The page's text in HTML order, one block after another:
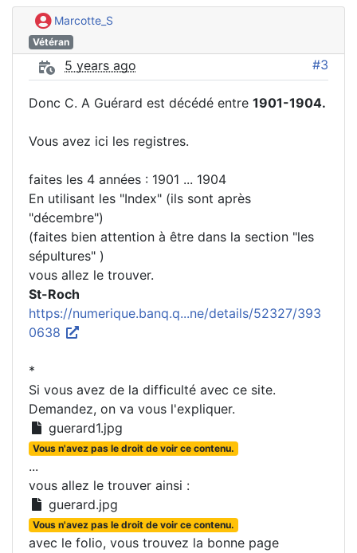
Marcotte_S
Vétéran
5 years ago #3
Donc C. A Guérard est décédé entre 1901-1904.
Vous avez ici les registres.
faites les 4 années : 1901 ... 1904
En utilisant les "Index" (ils sont après
"décembre")
(faites bien attention à être dans la section "les
sépultures" )
vous allez le trouver.
St-Roch
https://numerique.banq.q...ne/details/52327/393
0638
*
Si vous avez de la difficulté avec ce site.
Demandez, on va vous l'expliquer.
guerard1.jpg
Vous n'avez pas le droit de voir ce contenu.
...
vous allez le trouver ainsi :
guerard.jpg
Vous n'avez pas le droit de voir ce contenu.
avec le folio, vous trouvez la bonne page